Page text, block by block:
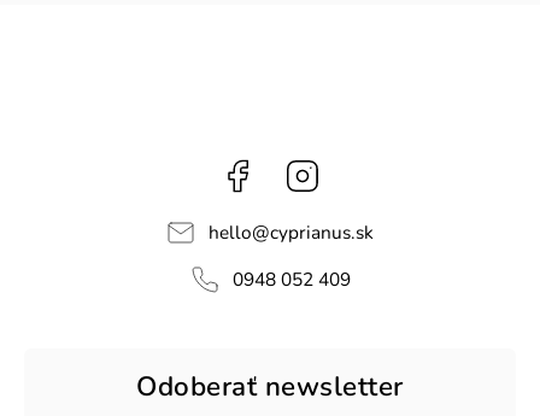
Facebook
hello@cyprianus.sk
0948 052 409
Odoberať newsletter